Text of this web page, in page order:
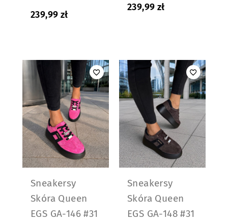
239,99 zł
239,99 zł
Sneakersy
Skóra Queen
EGS GA-146 #31
Sneakersy
Skóra Queen
EGS GA-148 #31